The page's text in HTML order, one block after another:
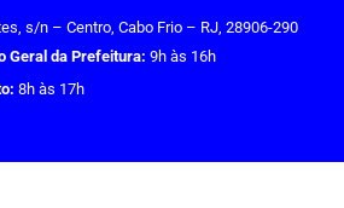
s/n – Centro, Cabo Frio – RJ, 28906-290
Geral da Prefeitura: 9h às 16h
8h às 17h